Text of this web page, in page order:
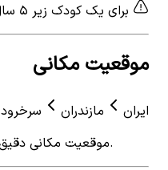
برای یک کودک زیر ۵ سال هزینه دریافت نمی‌شود.
موقعیت مکانی
ایران مازندران
سرخرود
موقعیت مکانی دقیق پس از رزرو نمایش داده می‌شود.